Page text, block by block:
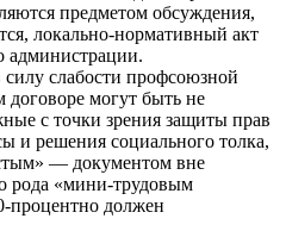
предметом обсуждения,
локально-нормативный акт
администрации.
слабости профсоюзной
договоре могут быть не
с точки зрения защиты прав
и решения социального толка,
— документом вне
рода «мини-трудовым
процентно должен